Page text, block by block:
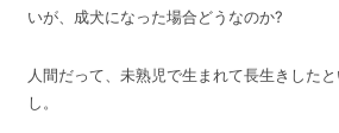
いが、成犬になった場合どうなのか?
人間だって、未熟児で生まれて長生きした
し。